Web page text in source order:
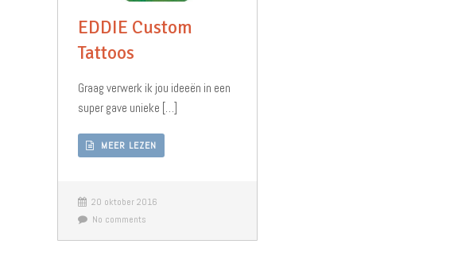
EDDIE Custom
Tattoos
Graag verwerk ik jou ideeën in een
super gave unieke […]
MEER LEZEN
20 oktober 2016
No comments